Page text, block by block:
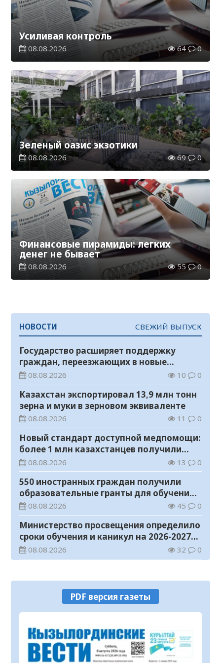
Усиливая контроль
08.08.2026 64 0
Зеленый оазис экзотики
08.08.2026 69 0
Финансовые пирамиды: легких
денег не бывает
08.08.2026 55 0
НОВОСТИ СВЕЖИЙ ВЫПУСК
Государство расширяет поддержку
граждан, переезжающих в новые
регионы для работы
08.08.2026 10 0
Казахстан экспортировал 13,9 млн тонн
зерна и муки в зерновом эквиваленте
08.08.2026 11 0
Новый стандарт доступной медпомощи:
более 1 млн казахстанцев получили
телемедицинские услуги
08.08.2026 13 0
550 иностранных граждан получили
образовательные гранты для обучения в
Казахстане
08.08.2026 45 0
Министерство просвещения определило
сроки обучения и каникул на 2026-2027
учебный год
08.08.2026 32 0
08.08.2026 22 0
У граждан высокие ожидания от
выборов в Курултай – опрос
общественного мнения
07.08.2026
В Жанакоргане введена в эксплуатацию
водораспределительная станция
PDF версия газеты